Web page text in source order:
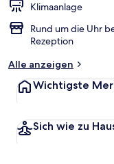
Klimaanlage
Rund um die Uhr
Rezeption
Alle anzeigen
Wichtigste
Sich wie zu